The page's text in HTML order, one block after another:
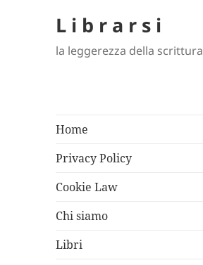
L i b r a r s i
la leggerezza della scrittura
Home
Privacy Policy
Cookie Law
Chi siamo
Libri